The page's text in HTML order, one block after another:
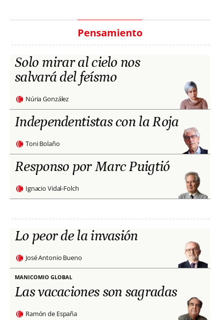
Pensamiento
Solo mirar al cielo nos
salvará del feísmo
Núria González
Independentistas con la Roja
Toni Bolaño
Responso por Marc Puigtió
Ignacio Vidal-Folch
Lo peor de la invasión
José Antonio Bueno
MANICOMIO GLOBAL
Las vacaciones son sagradas
Ramón de España